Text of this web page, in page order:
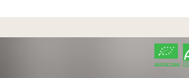
CERTIFIÉ PAR FR-BIO-01
AGRICULTURE FRANCE